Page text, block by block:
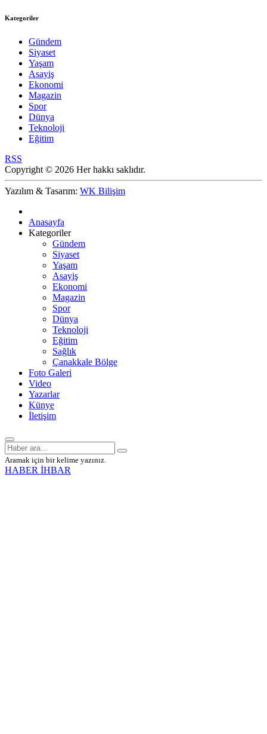
Kategoriler
Gündem
Siyaset
Yaşam
Asayiş
Ekonomi
Magazin
Spor
Dünya
Teknoloji
Eğitim
RSS
Copyright © 2026 Her hakkı saklıdır.
Yazılım & Tasarım: WK Bilişim
Anasayfa
Kategoriler
Gündem
Siyaset
Yaşam
Asayiş
Ekonomi
Magazin
Spor
Dünya
Teknoloji
Eğitim
Sağlık
Çanakkale Bölge
Foto Galeri
Video
Yazarlar
Künye
İletişim
Aramak için bir kelime yazınız.
HABER İHBAR